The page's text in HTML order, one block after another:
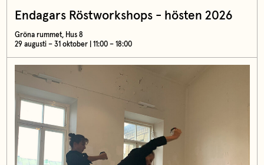
Endagars Röstworkshops - hösten 2026
Gröna rummet, Hus 8
29 augusti – 31 oktober | 11:00 – 18:00